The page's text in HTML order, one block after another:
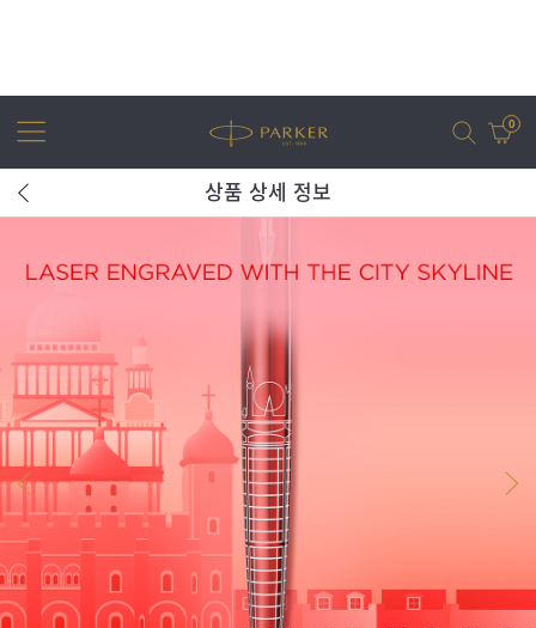
0
어번 아이엠 조터 XL 조터
상품 상세 정보